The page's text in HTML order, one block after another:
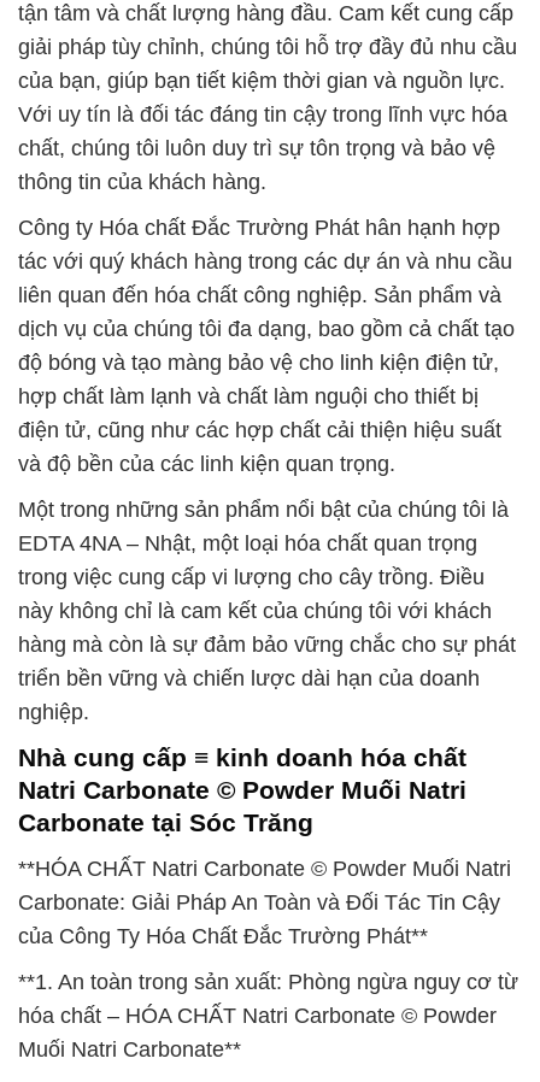
tận tâm và chất lượng hàng đầu. Cam kết cung cấp
giải pháp tùy chỉnh, chúng tôi hỗ trợ đầy đủ nhu cầu
của bạn, giúp bạn tiết kiệm thời gian và nguồn lực.
Với uy tín là đối tác đáng tin cậy trong lĩnh vực hóa
chất, chúng tôi luôn duy trì sự tôn trọng và bảo vệ
thông tin của khách hàng.
Công ty Hóa chất Đắc Trường Phát hân hạnh hợp
tác với quý khách hàng trong các dự án và nhu cầu
liên quan đến hóa chất công nghiệp. Sản phẩm và
dịch vụ của chúng tôi đa dạng, bao gồm cả chất tạo
độ bóng và tạo màng bảo vệ cho linh kiện điện tử,
hợp chất làm lạnh và chất làm nguội cho thiết bị
điện tử, cũng như các hợp chất cải thiện hiệu suất
và độ bền của các linh kiện quan trọng.
Một trong những sản phẩm nổi bật của chúng tôi là
EDTA 4NA – Nhật, một loại hóa chất quan trọng
trong việc cung cấp vi lượng cho cây trồng. Điều
này không chỉ là cam kết của chúng tôi với khách
hàng mà còn là sự đảm bảo vững chắc cho sự phát
triển bền vững và chiến lược dài hạn của doanh
nghiệp.
Nhà cung cấp ≡ kinh doanh hóa chất
Natri Carbonate © Powder Muối Natri
Carbonate tại Sóc Trăng
**HÓA CHẤT Natri Carbonate © Powder Muối Natri
Carbonate: Giải Pháp An Toàn và Đối Tác Tin Cậy
của Công Ty Hóa Chất Đắc Trường Phát**
**1. An toàn trong sản xuất: Phòng ngừa nguy cơ từ
hóa chất – HÓA CHẤT Natri Carbonate © Powder
Muối Natri Carbonate**